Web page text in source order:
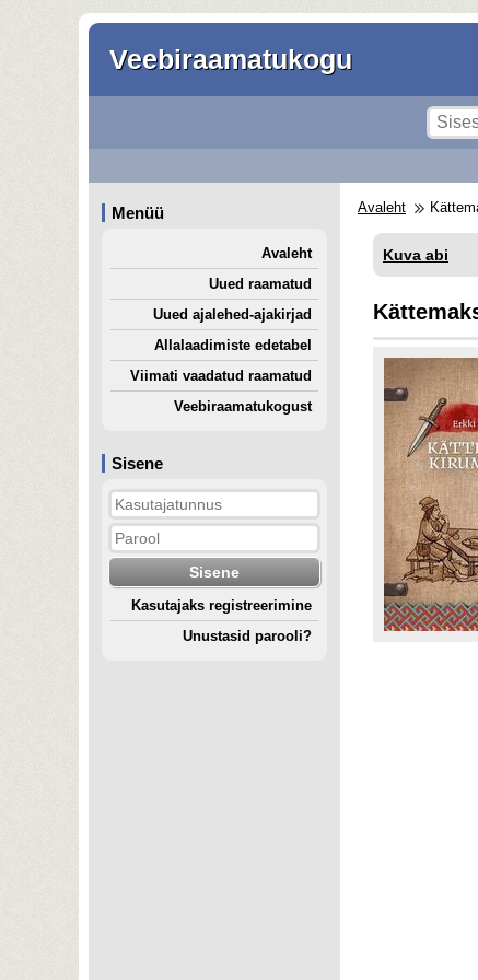
Veebiraamatukogu
Sisene
Kasutajaks registreerimine
Unustasid parooli?
Menüü
Avaleht
Uued raamatud
Uued ajalehed-ajakirjad
Allalaadimiste edetabel
Viimati vaadatud raamatud
Veebiraamatukogust
Avaleht
Kuva abi